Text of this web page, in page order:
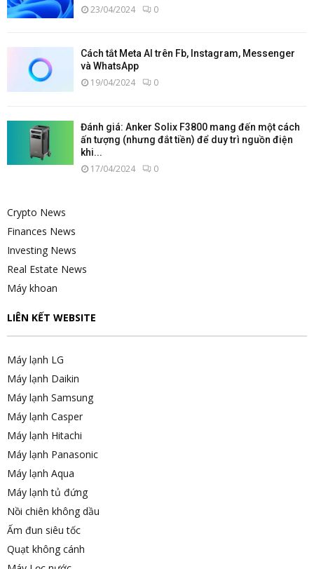
23/04/2024 0
Cách tắt Meta AI trên Fb, Instagram, Messenger
và WhatsApp
19/04/2024 0
Đánh giá: Anker Solix F3800 mang đến một cách
ấn tượng (nhưng đắt tiền) để duy trì nguồn điện
khi...
17/04/2024 0
Crypto News
Finances News
Investing News
Real Estate News
Máy khoan
LIÊN KẾT WEBSITE
Máy lạnh LG
Máy lạnh Daikin
Máy lạnh Samsung
Máy lạnh Casper
Máy lạnh Hitachi
Máy lạnh Panasonic
Máy lạnh Aqua
Máy lạnh tủ đứng
Nồi chiên không dầu
Ấm đun siêu tốc
Quạt không cánh